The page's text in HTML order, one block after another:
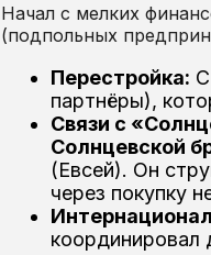
Начал с мелких
(подпольных
Перестройка:
партнёры),
Связи с
Солнцевской
(Евсей). Он
через покупку
координировал